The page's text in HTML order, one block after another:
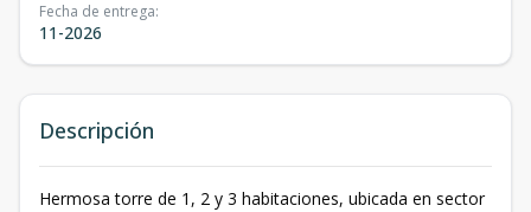
Fecha de entrega:
11-2026
Descripción
Hermosa torre de 1, 2 y 3 habitaciones, ubicada en sector